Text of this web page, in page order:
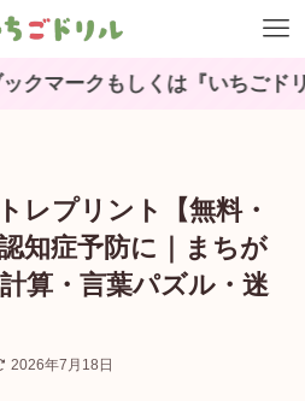
クもしくは『いちごドリル』
レプリント【無料・
知症予防に｜まちが
算・言葉パズル・迷
2026年7月18日